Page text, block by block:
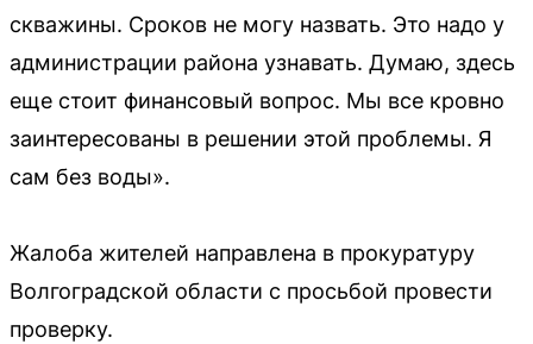
скважины. Сроков не могу назвать. Это надо у
администрации района узнавать. Думаю, здесь
еще стоит финансовый вопрос. Мы все кровно
заинтересованы в решении этой проблемы. Я
сам без воды».
Жалоба жителей направлена в прокуратуру
Волгоградской области с просьбой провести
проверку.